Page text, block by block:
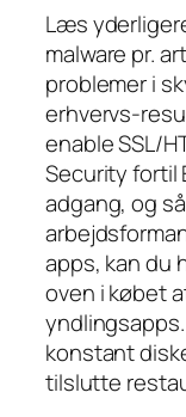
Læs
malware pr.
problemer i
erhvervs-
enable SSL/
Security fortil
adgang, og
apps, kan du
oven i købet
konstant
tilslutte